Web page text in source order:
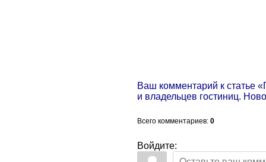
Ваш комментарий к статье
и владельцев гостиниц.
Всего комментариев: 0
Войдите: